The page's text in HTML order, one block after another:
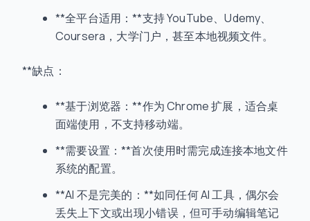
**全平台适用：**支持 YouTube、Udemy、
Coursera，大学门户，甚至本地视频文件。
**缺点：
**基于浏览器：**作为 Chrome 扩展，适合桌
面端使用，不支持移动端。
**需要设置：**首次使用时需完成连接本地文件
系统的配置。
**AI 不是完美的：**如同任何 AI 工具，偶尔会
丢失上下文或出现小错误，但可手动编辑笔记